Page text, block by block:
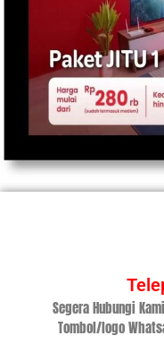
Segera Hubungi
Tombol/logo